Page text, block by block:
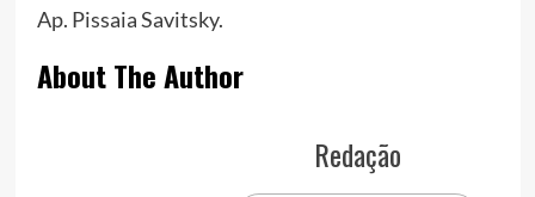
Ap. Pissaia Savitsky.
About The Author
Redação